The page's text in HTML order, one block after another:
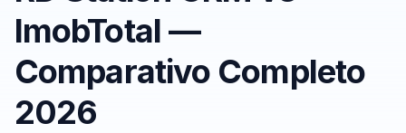
ImobTotal —
Comparativo Completo
2026